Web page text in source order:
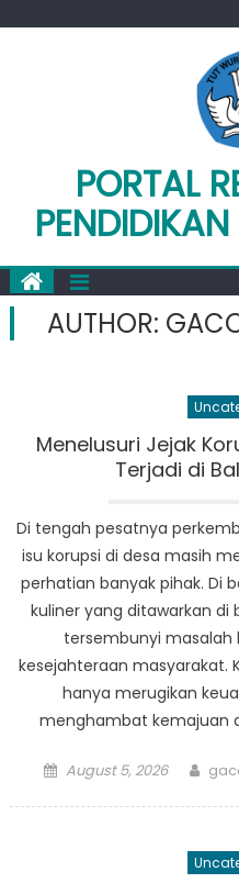
PORTAL
AUTHOR:
Menelusuri Jejak
Terjadi di
Di tengah pesatnya
isu korupsi di desa masih
perhatian banyak pihak. Di
kuliner yang ditawarkan di
tersembunyi
kesejahteraan masyarakat.
hanya merugikan
menghambat kemajuan
Posted
August 5, 2026